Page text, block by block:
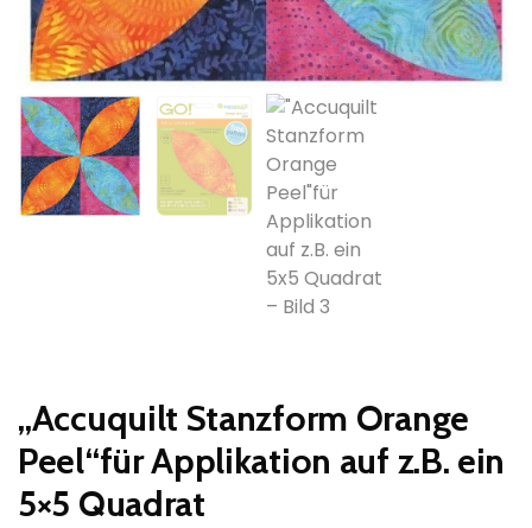
„Accuquilt Stanzform Orange
Peel“für Applikation auf z.B. ein
5×5 Quadrat